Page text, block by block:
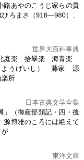
路あやのこうじ家らの貴
ひろまさ（918―980）、
世界大百科事典
庭楽 拾翠楽 海青楽
ようげいし） 藤家 源
所
日本古典文学全集
」（御産部類記・四・後
源博雅のころには絶えて
が
東洋文庫